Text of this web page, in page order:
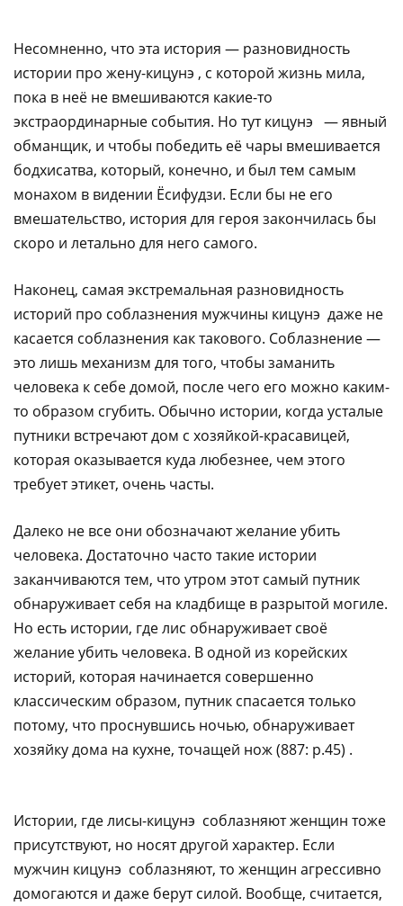
Несомненно, что эта история — разновидность
истории про жену-кицунэ , с которой жизнь мила,
пока в неё не вмешиваются какие-то
экстраординарные события. Но тут кицунэ — явный
обманщик, и чтобы победить её чары вмешивается
бодхисатва, который, конечно, и был тем самым
монахом в видении Ёсифудзи. Если бы не его
вмешательство, история для героя закончилась бы
скоро и летально для него самого.​‌‌​‌‌​ ​‌​‌‌‌‌ ​​​‌​‌ ​​‌‌​​ ​​‌‌‌​ ​‌​​​‌ ​​‌‌‌​ ​​​‌‌‌ ​​‌​‌​ ​‌​​​‌ ​​‌‌‌​ ​​‌‌‌‌ ​‌​​​‌ ​​‌​‌​ ​​‌​‌‌ ​‌​​‌‌ ​‌​‌​‌​ ​‌‌​‌‌​ ​‌‌‌​‌‌ ​​‌‌‌‌
Наконец, самая экстремальная разновидность
историй про соблазнения мужчины кицунэ даже не
касается соблазнения как такового. Соблазнение —
это лишь механизм для того, чтобы заманить
человека к себе домой, после чего его можно каким-
то образом сгубить. Обычно истории, когда усталые
путники встречают дом с хозяйкой-красавицей,
которая оказывается куда любезнее, чем этого
требует этикет, очень часты.
Далеко не все они обозначают желание убить
человека. Достаточно часто такие истории
заканчиваются тем, что утром этот самый путник
обнаруживает себя на кладбище в разрытой могиле.
Но есть истории, где лис обнаруживает своё
желание убить человека. В одной из корейских
историй, которая начинается совершенно
классическим образом, путник спасается только
потому, что проснувшись ночью, обнаруживает
хозяйку дома на кухне, точащей нож (887: p.45) . ​‌‌​‌‌​ ​‌​‌‌‌‌ ​​​‌​‌ ​​‌‌​​ ​​‌‌‌​ ​‌​​​‌ ​​‌‌‌​ ​​​‌‌‌ ​​‌​‌​ ​‌​​​‌
Истории, где лисы-кицунэ соблазняют женщин тоже
присутствуют, но носят другой характер. Если
мужчин кицунэ соблазняют, то женщин агрессивно
домогаются и даже берут силой. Вообще, считается,